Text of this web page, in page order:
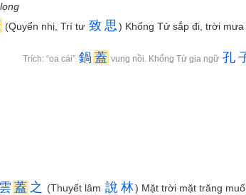
(Quyển nhị, Trí tư 致 思) Khổng Tử sắp đi, trời mưa
Trích: “oa cái” 鍋 蓋 vung nồi. Khổng Tử gia ngữ 孔
雲 蓋 之 (Thuyết lâm 說 林) Mặt trời mặt trăng